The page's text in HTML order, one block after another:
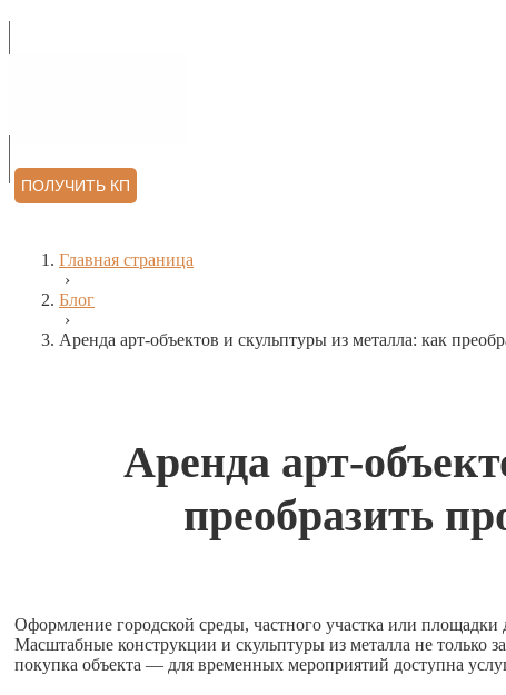
ПОЛУЧИТЬ КП
Главная страница
›
Блог
›
Аренда арт-объектов и скульптуры из металла: как
Аренда арт-
преобразить
Оформление городской среды, частного участка или
Масштабные конструкции и скульптуры из металла не только
покупка объекта — для временных мероприятий доступна